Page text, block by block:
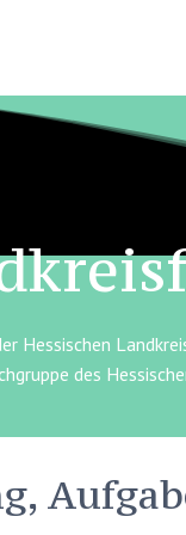
Hessischen
des